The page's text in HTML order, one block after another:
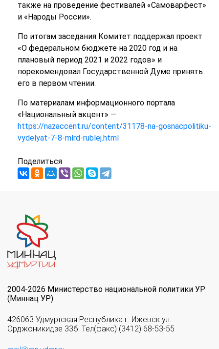
также на проведение фестивалей «Самоварфест»
и «Народы России».
По итогам заседания Комитет поддержал проект
«О федеральном бюджете на 2020 год и на
плановый период 2021 и 2022 годов» и
порекомендовал Государственной Думе принять
его в первом чтении.
По материалам информационного портала
«Национальный акцент» —
https://nazaccent.ru/content/31178-na-gosnacpolitiku-
vydelyat-7-8-mlrd-rublej.html
Поделиться
2004-2026 Министерство национальной политики УР
(Миннац УР)
426063 Удмуртская Республика г. Ижевск ул.
Орджоникидзе 33б. Тел(факс) (3412) 68-53-55